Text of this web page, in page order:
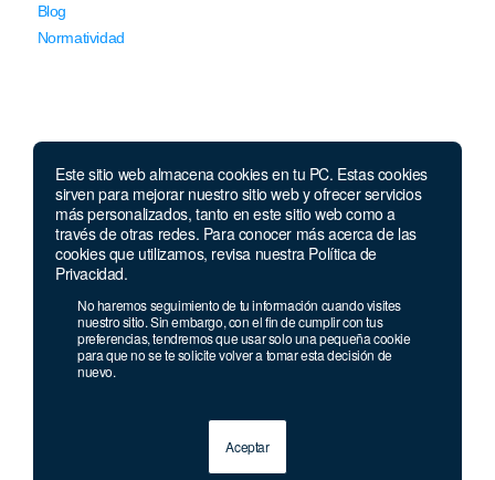
Este sitio web almacena cookies en tu PC. Estas cookies
sirven para mejorar nuestro sitio web y ofrecer servicios
más personalizados, tanto en este sitio web como a
través de otras redes. Para conocer más acerca de las
cookies que utilizamos, revisa nuestra Política de
Privacidad.
No haremos seguimiento de tu información cuando visites
nuestro sitio. Sin embargo, con el fin de cumplir con tus
preferencias, tendremos que usar solo una pequeña cookie
para que no se te solicite volver a tomar esta decisión de
nuevo.
Aceptar
Blog
Normatividad
Llámanos
Lunes a viernes de 7:00 a.m. a 5:30 p.m. Sábados de 8 a.m
a 12 p.m.
Teléfono:(1) 640 94 30
Celular:915 244 989